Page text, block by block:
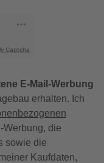
Captcha
E-Mail-Werbung
erhalten. Ich
Werbung, die
sowie die
Kaufdaten,